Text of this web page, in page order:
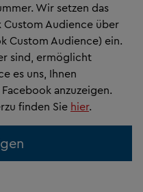
Wir setzen das
Custom Audience über
Custom Audience) ein.
sind, ermöglicht
es uns, Ihnen
anzuzeigen.
finden Sie hier.